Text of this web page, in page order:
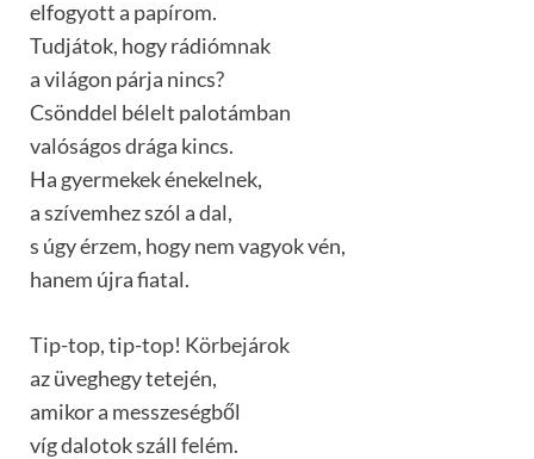
elfogyott a papírom.
Tudjátok, hogy rádiómnak
a világon párja nincs?
Csönddel bélelt palotámban
valóságos drága kincs.
Ha gyermekek énekelnek,
a szívemhez szól a dal,
s úgy érzem, hogy nem vagyok vén,
hanem újra fiatal.
Tip-top, tip-top! Körbejárok
az üveghegy tetején,
amikor a messzeségből
víg dalotok száll felém.